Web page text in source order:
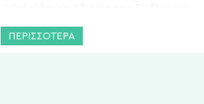
Systems», μια νέα έκθεση που αναλύει τα
ΠΕΡΙΣΣΟΤΕΡΑ